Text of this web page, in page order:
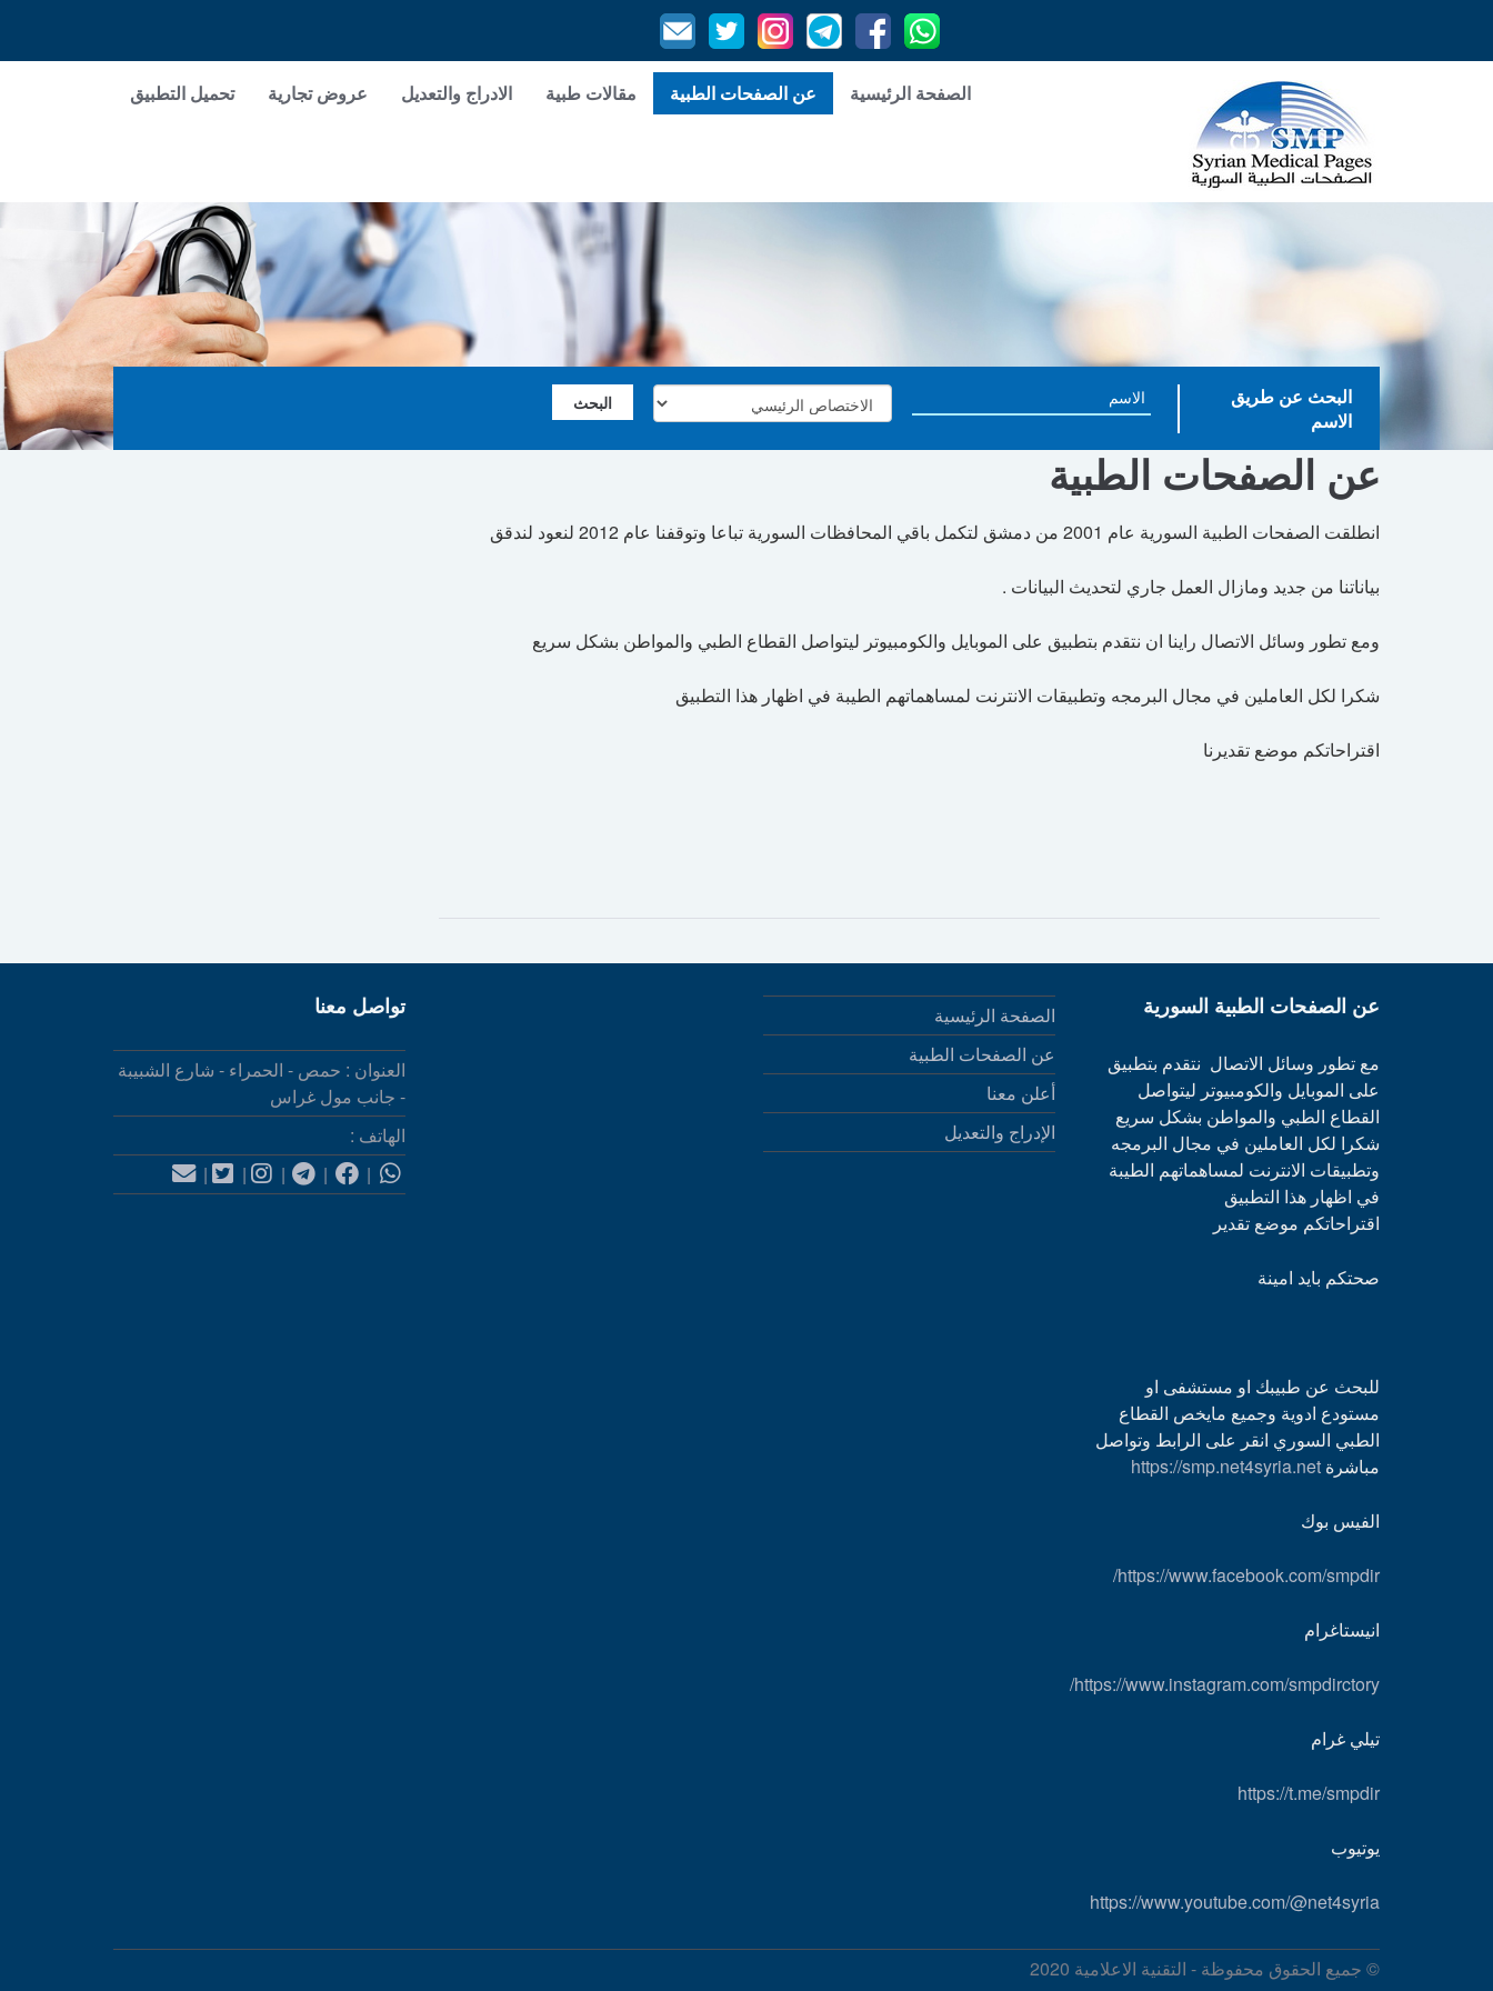
الصفحة الرئيسية عن الصفحات الطبية مقالات طبية الادراج والتعديل عروض تجارية تحميل التطبيق
البحث عن طريق
الاسم
عن الصفحات الطبية
انطلقت الصفحات الطبية السورية عام 2001 من دمشق لتكمل باقي المحافظات السورية تباعا وتوقفنا عام 2012 لنعود لندقق
بياناتنا من جديد ومازال العمل جاري لتحديث البيانات .
ومع تطور وسائل الاتصال راينا ان نتقدم بتطبيق على الموبايل والكومبيوتر ليتواصل القطاع الطبي والمواطن بشكل سريع
شكرا لكل العاملين في مجال البرمجه وتطبيقات الانترنت لمساهماتهم الطيبة في اظهار هذا التطبيق
اقتراحاتكم موضع تقديرنا
عن الصفحات الطبية السورية
مع تطور وسائل الاتصال نتقدم بتطبيق
على الموبايل والكومبيوتر ليتواصل
القطاع الطبي والمواطن بشكل سريع
شكرا لكل العاملين في مجال البرمجه
وتطبيقات الانترنت لمساهماتهم الطيبة
في اظهار هذا التطبيق
اقتراحاتكم موضع تقدير
صحتكم بايد امينة
للبحث عن طبيبك او مستشفى او
مستودع ادوية وجميع مايخص القطاع
الطبي السوري انقر على الرابط وتواصل
مباشرة https://smp.net4syria.net
الفيس بوك
https://www.facebook.com/smpdir/
انيستاغرام
https://www.instagram.com/smpdirctory/
تيلي غرام
https://t.me/smpdir
يوتيوب
https://www.youtube.com/@net4syria
الصفحة الرئيسية
عن الصفحات الطبية
أعلن معنا
الإدراج والتعديل
تواصل معنا
العنوان : حمص - الحمراء - شارع الشبيبة
- جانب مول غراس
الهاتف :
|
|
|
|
|
© جميع الحقوق محفوظة - التقنية الاعلامية 2020